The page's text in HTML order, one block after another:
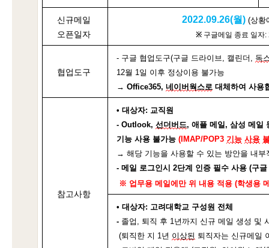
신규메일
오픈일자
2022.09.26(월) (상황
※ 구글메일 종료 일자
협업도구
- 구글 협업도구(구글 드라이브, 캘린더, 독
12월 1일 이후 정상이용 불가능
→ Office365, 네이버웍스로 대체하여 사용
참고사항
• 대상자: 교직원
- Outlook, 선더버드, 애플 메일, 삼성 메일
기능 사용 불가능 (IMAP/POP3 기능 사용
→ 해당 기능을 사용할 수 있는 방안을 내부
- 메일 로그인시 2단계 인증 필수 사용 (구
※ 업무용 메일에만 위 내용 적용 (학생용
• 대상자: 고려대학교 구성원 전체
- 졸업, 퇴직 후 1년까지 신규 메일 생성 및
(퇴직한 지 1년 이상된 퇴직자는 신규메일